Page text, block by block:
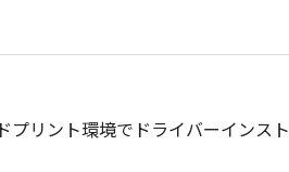
リント環境でドライバーインス